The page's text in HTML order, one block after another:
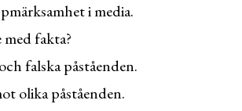
i media.
fakta?
falska påståenden.
olika påståenden.